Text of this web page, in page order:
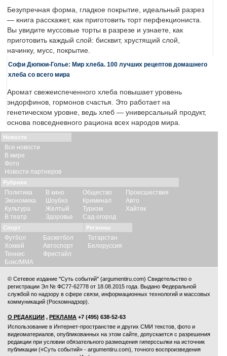
Безупречная форма, гладкое покрытие, идеальный разрез
— книга расскажет, как приготовить торт перфекциониста.
Вы увидите муссовые торты в разрезе и узнаете, как
приготовить каждый слой: бисквит, хрустящий слой,
начинку, мусс, покрытие.
Софи Дюпюи-Голье: Мир хлеба. 100 лучших рецептов домашнего
хлеба со всего мира
Аромат свежеиспеченного хлеба повышает уровень
эндорфинов, гормонов счастья. Это работает на
генетическом уровне, ведь хлеб — универсальный продукт,
основа повседневного рациона всех народов мира.
Новости
Все новости
В мире
Фото
Новости партнеров
Рубрики
Политика
Экономика
Культура
В театр
В кино
Шоубиз
Желтый
Здоровье
Общество
Криминал
Туризм
Сад-огород
Происшествия
Авто
Хайтек
Спорт
Футбол
Хоккей
Теннис
Бокс/ММА
Баскетбол
Автоспорт
Фристайл
Регионы
Татарстан
Белоруссия
© Сетевое издание "Суть событий" (argumentiru.com) Свидетельство о
регистрации Эл № ФС77-62778 от 18.08.2015 года. Выдано Федеральной
службой по надзору в сфере связи, информационных технологий и массовых
коммуникаций (Роскомнадзор).
О РЕДАКЦИИ , РЕКЛАМА +7 (495) 638-52-63
Использование в Интернет-пространстве и других СМИ текстов, фото и
видеоматериалов, опубликованных на этом сайте, допускается с разрешения
редакции при условии обязательного размещения гиперссылки на источник
публикации («Суть событий» - argumentiru.com), точного воспроизведения